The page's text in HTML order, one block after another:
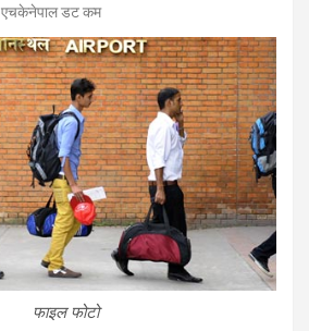
एचकेनेपाल डट कम
फाइल फोटो